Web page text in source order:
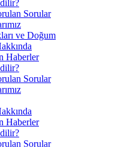
Sorular
ve Doğum
Haberler
Sorular
Haberler
Sorular